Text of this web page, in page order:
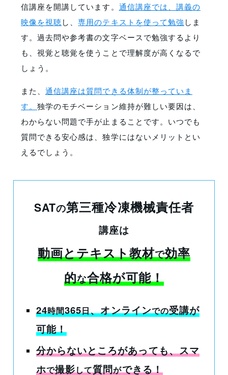
信講座を開講しています。 通信講座では、講義の
映像を視聴し、専用のテキストを使って勉強 しま
す。過去問や参考書の文字ベースで勉強するより
も、視覚と聴覚を使うことで理解度が高くなるで
しょう。
また、通信講座は質問できる体制が整っていま
す。独学のモチベーション維持が難しい要因は、
わからない問題で手が止まることです。いつでも
質問できる安心感は、独学にはないメリットとい
えるでしょう。
SATの第三種冷凍機械責任者
講座は
動画とテキスト教材で効率
的な合格が可能！
24時間365日、オンラインでの受講が
可能！
分からないところがあっても、スマ
ホで撮影して質問ができる！